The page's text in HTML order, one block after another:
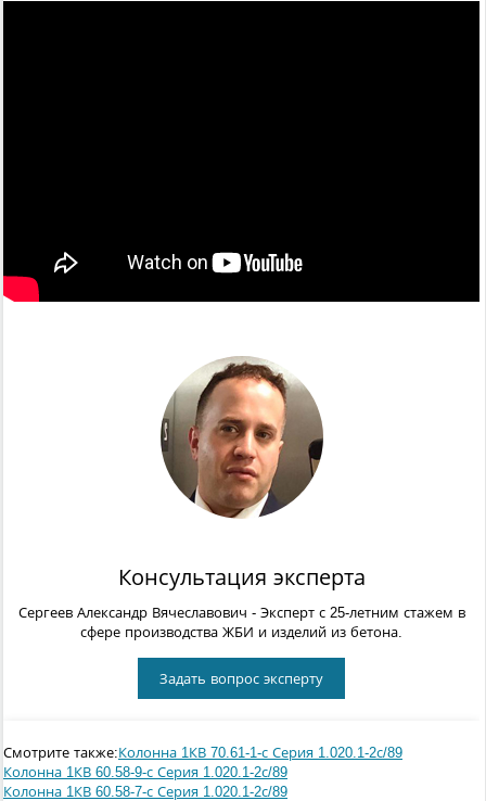
Консультация эксперта
Сергеев Александр Вячеславович - Эксперт с 25-летним стажем в
сфере производства ЖБИ и изделий из бетона.
Задать вопрос эксперту
Смотрите также:Колонна 1КВ 70.61-1-с Серия 1.020.1-2с/89
Колонна 1КВ 60.58-9-с Серия 1.020.1-2с/89
Колонна 1КВ 60.58-7-с Серия 1.020.1-2с/89